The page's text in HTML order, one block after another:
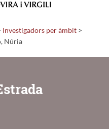
Investigadors per àmbit >
Núria